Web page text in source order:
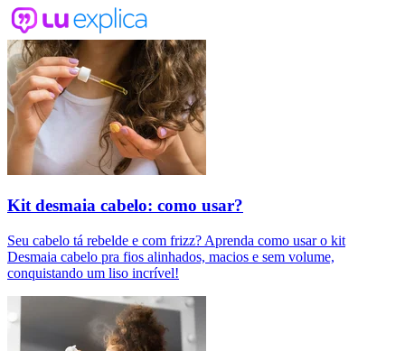
Kit desmaia cabelo: como usar?
Seu cabelo tá rebelde e com frizz? Aprenda como usar o kit
Desmaia cabelo pra fios alinhados, macios e sem volume,
conquistando um liso incrível!